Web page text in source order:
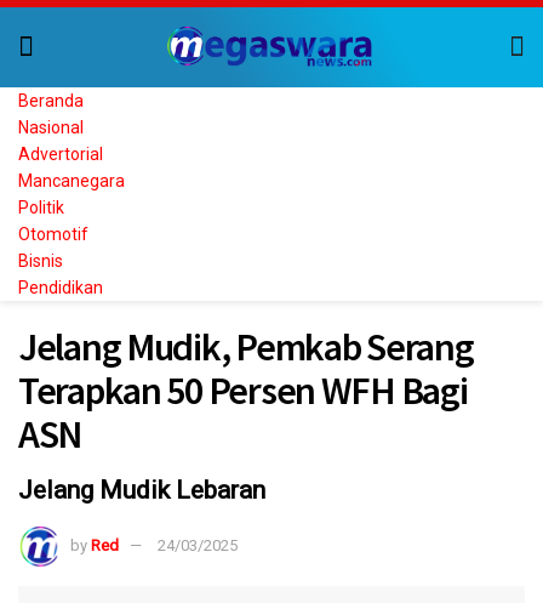
Beranda
Nasional
Advertorial
Mancanegara
Politik
Otomotif
Bisnis
Pendidikan
Jelang Mudik, Pemkab Serang
Terapkan 50 Persen WFH Bagi
ASN
Jelang Mudik Lebaran
by Red 24/03/2025